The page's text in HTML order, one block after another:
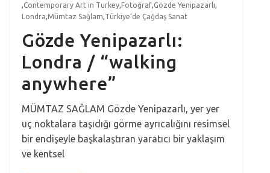
,Contemporary Art in Turkey,Fotoğraf,Gözde Yenipazarlı,
Londra,Mümtaz Sağlam,Türkiye’de Çağdaş Sanat
Gözde Yenipazarlı:
Londra / “walking
anywhere”
MÜMTAZ SAĞLAM Gözde Yenipazarlı, yer yer
uç noktalara taşıdığı görme ayrıcalığını resimsel
bir endişeyle başkalaştıran yaratıcı bir yaklaşım
ve kentsel